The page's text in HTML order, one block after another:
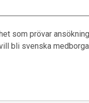
som prövar
bli svenska